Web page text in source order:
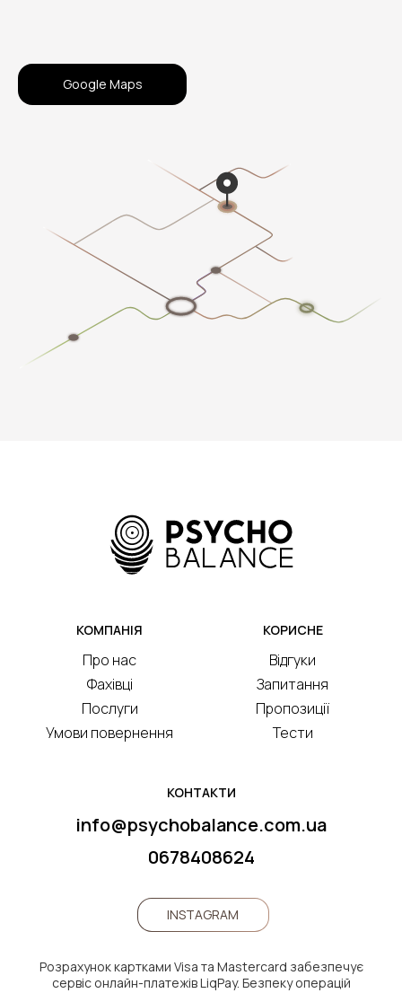
Google Maps
КОМПАНІЯ
Про нас
Фахівці
Послуги
Умови повернення
КОРИСНЕ
Відгуки
Запитання
Пропозиції
Тести
КОНТАКТИ
info@psychobalance.com.ua
0678408624
INSTAGRAM
Розрахунок картками Visa та Mastercard забезпечує
сервіс онлайн-платежів LiqPay. Безпеку операцій